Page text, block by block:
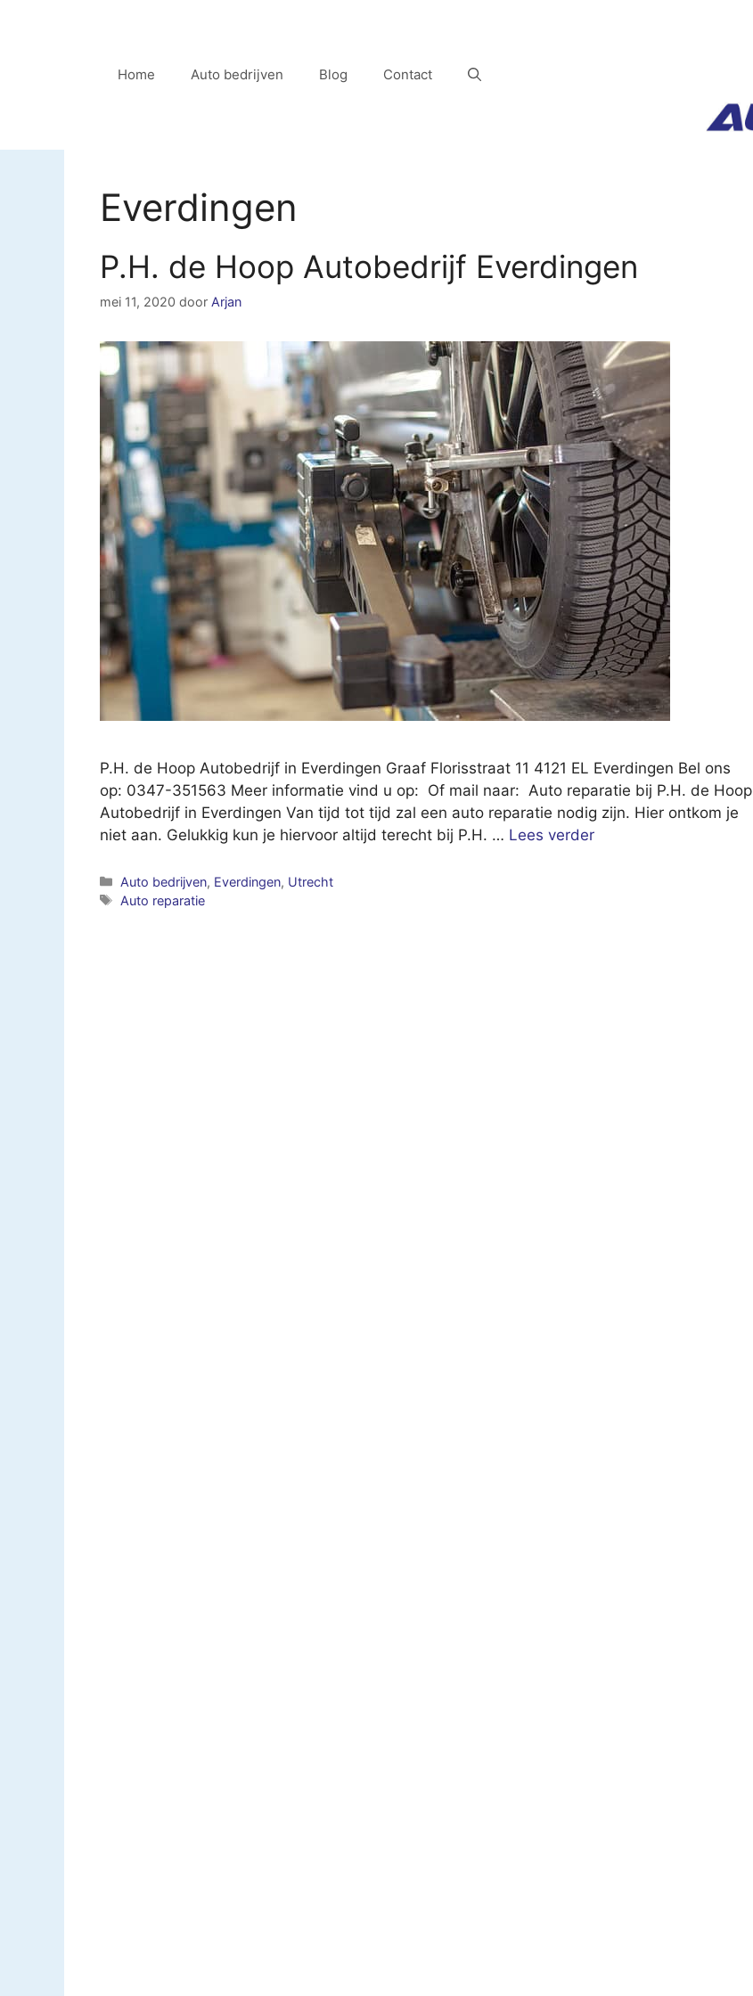
Home Auto bedrijven Blog Contact
Everdingen
P.H. de Hoop Autobedrijf Everdingen
mei 11, 2020 door Arjan
P.H. de Hoop Autobedrijf in Everdingen Graaf Florisstraat 11 4121 EL Everdingen Bel ons
op: 0347-351563 Meer informatie vind u op: Of mail naar: Auto reparatie bij P.H. de Hoop
Autobedrijf in Everdingen Van tijd tot tijd zal een auto reparatie nodig zijn. Hier ontkom je
niet aan. Gelukkig kun je hiervoor altijd terecht bij P.H. … Lees verder
Categorieën
Auto bedrijven, Everdingen, Utrecht
Tags
Auto reparatie